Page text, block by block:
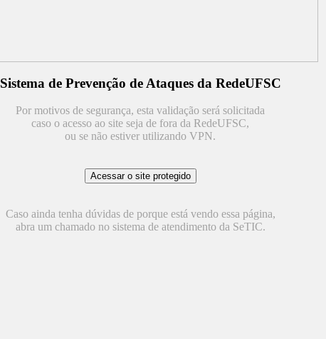
Sistema de Prevenção de Ataques da RedeUFSC
Por motivos de segurança, esta validação será solicitada
caso o acesso ao site seja de fora da RedeUFSC,
ou se não estiver utilizando VPN.
Caso ainda tenha dúvidas de porque está vendo essa página,
abra um chamado no sistema de atendimento da SeTIC.